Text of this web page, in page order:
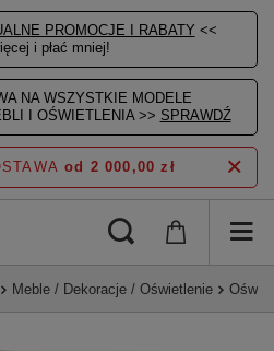
PROMOCJE I RABATY <<
i płać mniej!
NA WSZYSTKIE MODELE
I OŚWIETLENIA >> SPRAWDŹ
od 2 000,00 zł
Meble / Dekoracje / Oświetlenie